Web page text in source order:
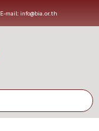
E-mail: info@bia.or.th